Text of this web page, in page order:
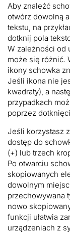
Aby znaleźć
otwórz dowolną
tekstu, na
dotknij pola
W zależności od
może się różnić.
ikony schowka
Jeśli ikona nie
kwadraty), a
przypadkach
poprzez
Jeśli korzystasz
dostęp do
(+) lub trzech
Po otwarciu
skopiowanych
dowolnym
przechowywana
nowo
funkcji ułatwia
urządzeniach z